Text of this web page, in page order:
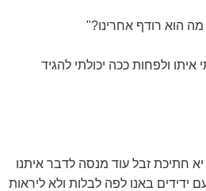
הוא רודף אחרינו?"
ולפחות ככה יכולתי להגיד
חתיכת זבל עוד מנסה לדבר איתנו
באנו לפה לבלות ולא ליראות